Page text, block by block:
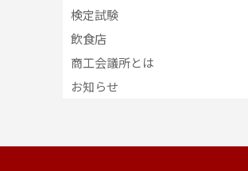
検定試験
飲食店
商工会議所とは
お知らせ